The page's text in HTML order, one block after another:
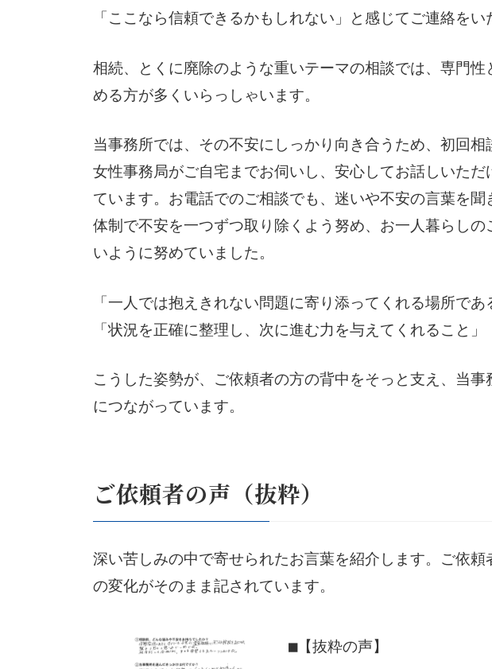
「ここなら信頼できるかもしれない」と感じてご連絡をい
相続、とくに廃除のような重いテーマの相談では、専門性
める方が多くいらっしゃいます。
当事務所では、その不安にしっかり向き合うため、初回相
女性事務局がご自宅までお伺いし、安心してお話しいた
ています。お電話でのご相談でも、迷いや不安の言葉を
体制で不安を一つずつ取り除くよう努め、お一人暮らし
いように努めていました。
「一人では抱えきれない問題に寄り添ってくれる場所であ
「状況を正確に整理し、次に進む力を与えてくれること」
こうした姿勢が、ご依頼者の方の背中をそっと支え、当
につながっています。
ご依頼者の声（抜粋）
深い苦しみの中で寄せられたお言葉を紹介します。ご依
の変化がそのまま記されています。
■【抜粋の声】